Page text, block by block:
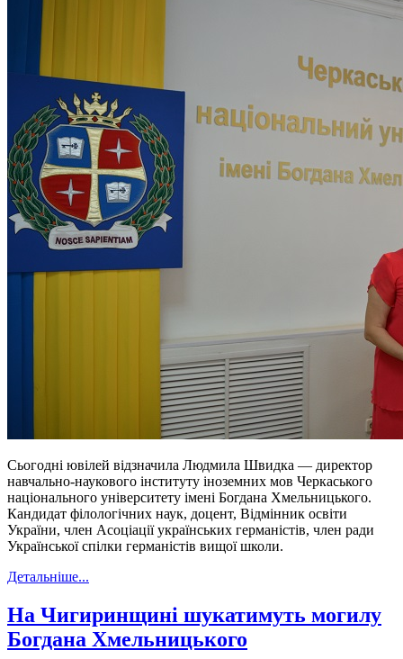
Сьогодні ювілей відзначила Людмила Швидка — директор
навчально-наукового інституту іноземних мов Черкаського
національного університету імені Богдана Хмельницького.
Кандидат філологічних наук, доцент, Відмінник освіти
України, член Асоціації українських германістів, член ради
Української спілки германістів вищої школи.
Детальніше...
На Чигиринщині шукатимуть могилу
Богдана Хмельницького